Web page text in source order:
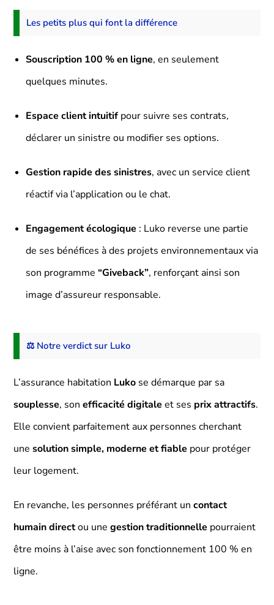
Les petits plus qui font la différence
Souscription 100 % en ligne, en seulement
quelques minutes.
Espace client intuitif pour suivre ses contrats,
déclarer un sinistre ou modifier ses options.
Gestion rapide des sinistres, avec un service client
réactif via l’application ou le chat.
Engagement écologique : Luko reverse une partie
de ses bénéfices à des projets environnementaux via
son programme“Giveback”, renforçant ainsi son
image d’assureur responsable.
⚖️ Notre verdict sur Luko
L’assurance habitation Luko se démarque par sa
souplesse, sonefficacité digitale et ses prix attractifs.
Elle convient parfaitement aux personnes cherchant
unesolution simple, moderne et fiable pour protéger
leur logement.
En revanche, les personnes préférant uncontact
humain directou unegestion traditionnelle pourraient
être moins à l’aise avec son fonctionnement 100 % en
ligne.